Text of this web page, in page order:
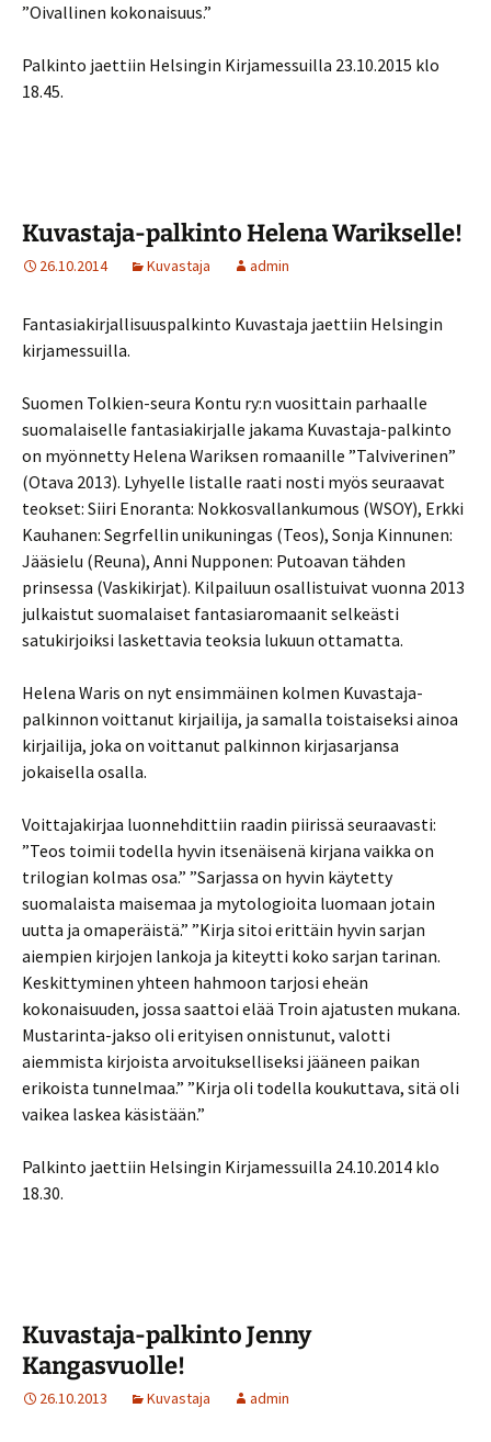
”Oivallinen kokonaisuus.”
Palkinto jaettiin Helsingin Kirjamessuilla 23.10.2015 klo
18.45.
Kuvastaja-palkinto Helena Warikselle!
26.10.2014 Kuvastaja admin
Fantasiakirjallisuuspalkinto Kuvastaja jaettiin Helsingin
kirjamessuilla.
Suomen Tolkien-seura Kontu ry:n vuosittain parhaalle
suomalaiselle fantasiakirjalle jakama Kuvastaja-palkinto
on myönnetty Helena Wariksen romaanille ”Talviverinen”
(Otava 2013). Lyhyelle listalle raati nosti myös seuraavat
teokset: Siiri Enoranta: Nokkosvallankumous (WSOY), Erkki
Kauhanen: Segrfellin unikuningas (Teos), Sonja Kinnunen:
Jääsielu (Reuna), Anni Nupponen: Putoavan tähden
prinsessa (Vaskikirjat). Kilpailuun osallistuivat vuonna 2013
julkaistut suomalaiset fantasiaromaanit selkeästi
satukirjoiksi laskettavia teoksia lukuun ottamatta.
Helena Waris on nyt ensimmäinen kolmen Kuvastaja-
palkinnon voittanut kirjailija, ja samalla toistaiseksi ainoa
kirjailija, joka on voittanut palkinnon kirjasarjansa
jokaisella osalla.
Voittajakirjaa luonnehdittiin raadin piirissä seuraavasti:
”Teos toimii todella hyvin itsenäisenä kirjana vaikka on
trilogian kolmas osa.” ”Sarjassa on hyvin käytetty
suomalaista maisemaa ja mytologioita luomaan jotain
uutta ja omaperäistä.” ”Kirja sitoi erittäin hyvin sarjan
aiempien kirjojen lankoja ja kiteytti koko sarjan tarinan.
Keskittyminen yhteen hahmoon tarjosi eheän
kokonaisuuden, jossa saattoi elää Troin ajatusten mukana.
Mustarinta-jakso oli erityisen onnistunut, valotti
aiemmista kirjoista arvoitukselliseksi jääneen paikan
erikoista tunnelmaa.” ”Kirja oli todella koukuttava, sitä oli
vaikea laskea käsistään.”
Palkinto jaettiin Helsingin Kirjamessuilla 24.10.2014 klo
18.30.
Kuvastaja-palkinto Jenny
Kangasvuolle!
26.10.2013 Kuvastaja admin